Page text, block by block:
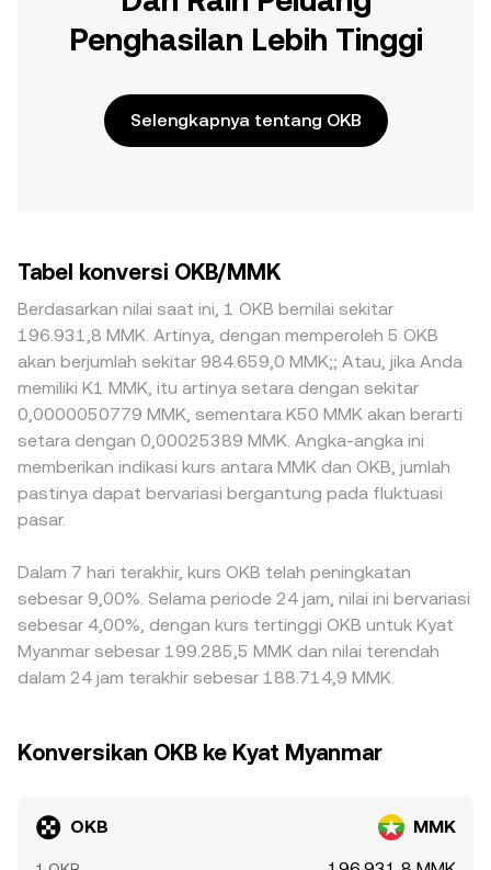
Penghasilan Lebih Tinggi
Selengkapnya tentang OKB
Tabel konversi OKB/MMK
Berdasarkan nilai saat ini, 1 OKB bernilai sekitar
196.931,8 MMK. Artinya, dengan memperoleh 5 OKB
akan berjumlah sekitar 984.659,0 MMK;; Atau, jika Anda
memiliki K1 MMK, itu artinya setara dengan sekitar
0,0000050779 MMK, sementara K50 MMK akan berarti
setara dengan 0,00025389 MMK. Angka-angka ini
memberikan indikasi kurs antara MMK dan OKB, jumlah
pastinya dapat bervariasi bergantung pada fluktuasi
pasar.
Dalam 7 hari terakhir, kurs OKB telah peningkatan
sebesar 9,00%. Selama periode 24 jam, nilai ini bervariasi
sebesar 4,00%, dengan kurs tertinggi OKB untuk Kyat
Myanmar sebesar 199.285,5 MMK dan nilai terendah
dalam 24 jam terakhir sebesar 188.714,9 MMK.
Konversikan OKB ke Kyat Myanmar
OKB MMK